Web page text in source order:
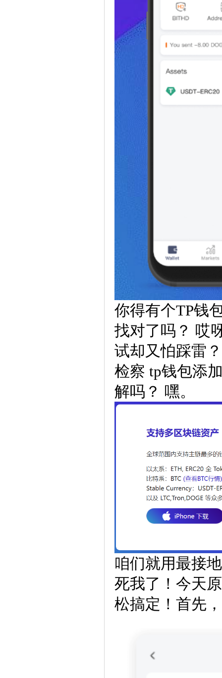
你得有个TP钱
找对了吗？ 哎
试却又怕踩雷
检察 tp钱包添
解吗？ 嘿。
咱们就用最接
死我了！今天
松搞定！首先